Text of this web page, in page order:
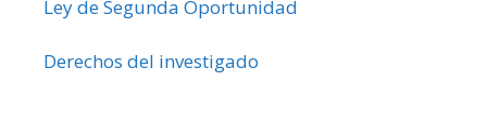
Ley de Segunda Oportunidad
Derechos del investigado